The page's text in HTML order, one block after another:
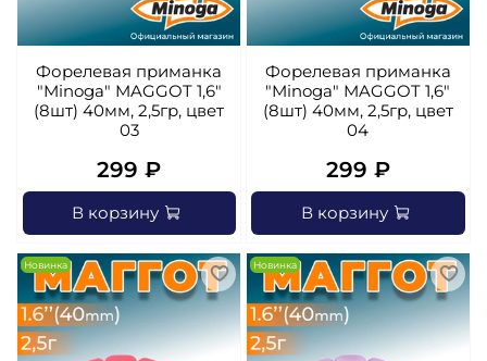
Форелевая приманка
"Minoga" MAGGOT 1,6"
(8шт) 40мм, 2,5гр, цвет
03
299 ₽
В корзину
Форелевая приманка
"Minoga" MAGGOT 1,6"
(8шт) 40мм, 2,5гр, цвет
04
299 ₽
В корзину
Новинка Новинка